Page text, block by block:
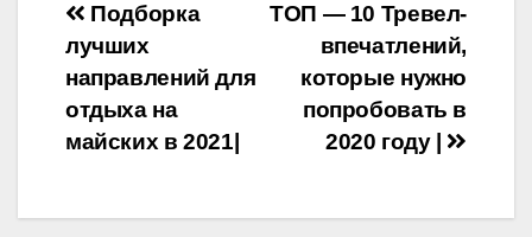
Навигация
по
записям
ТОП — 10 Тревел-
впечатлений,
которые нужно
попробовать в
2020 году |
Подборка
лучших
направлений для
отдыха на
майских в 2021|